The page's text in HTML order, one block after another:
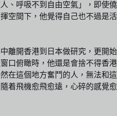
、呼吸不到自由空氣」，即使僥
空間下，他覺得自己也不過是活
離開香港到日本做研究，更開始
口俯瞰時，他還是會捨不得香港
在這個地方奮鬥的人，無法和這
着飛機愈飛愈遠，心碎的感覺愈